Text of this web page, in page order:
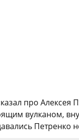
про Алексея
вулканом,
Петренко